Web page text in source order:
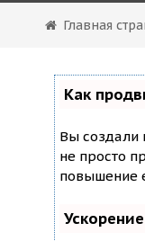
Главная
Как
Вы создали
не просто
повышение